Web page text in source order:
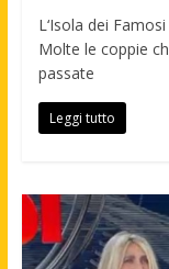
L‘Isola dei
Molte le coppie
passate
Leggi tutto